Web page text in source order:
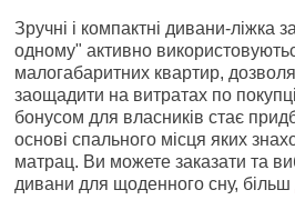
Зручні і компактні дивани-ліжка
одному" активно
малогабаритних квартир,
заощадити на витратах по
бонусом для власників стає
основі спального місця яких
матрац. Ви можете заказати та
дивани для щоденного сну, бiльш